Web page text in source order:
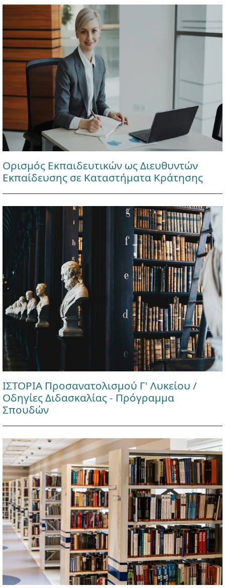
Ορισμός Εκπαιδευτικών ως Διευθυντών
Εκπαίδευσης σε Καταστήματα Κράτησης
ΙΣΤΟΡΙΑ Προσανατολισμού Γ' Λυκείου /
Οδηγίες Διδασκαλίας - Πρόγραμμα
Σπουδών